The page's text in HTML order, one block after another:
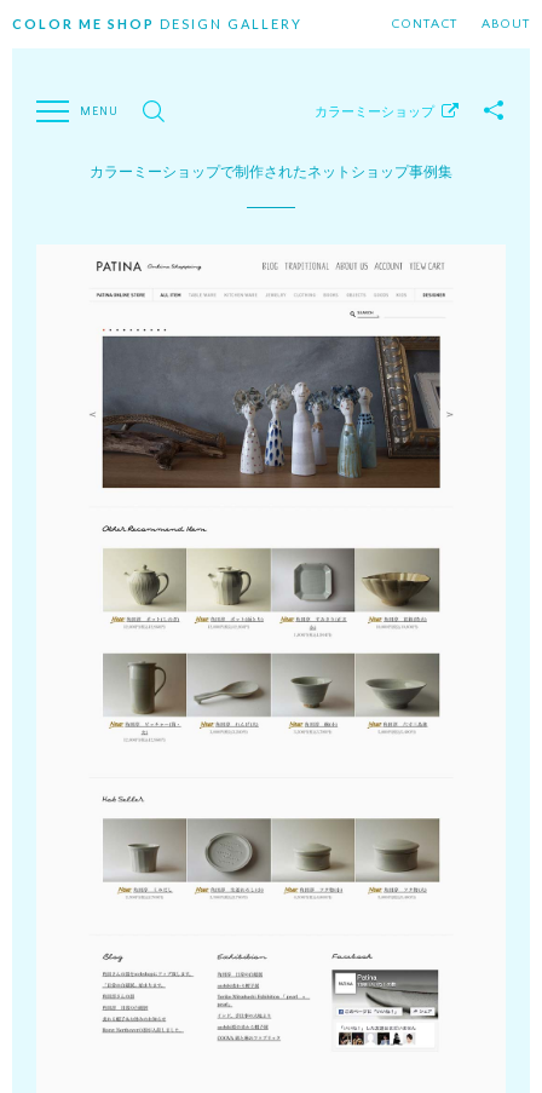
COLOR ME SHOP DESIGN GALLERY CONTACT ABOUT
カラーミーショップで制作されたネットショップ事例集
カラーミーショップ